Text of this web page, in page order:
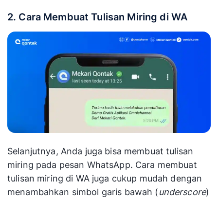
2. Cara Membuat Tulisan Miring di WA
Selanjutnya, Anda juga bisa membuat tulisan
miring pada pesan WhatsApp. Cara membuat
tulisan miring di WA juga cukup mudah dengan
menambahkan simbol garis bawah (underscore)